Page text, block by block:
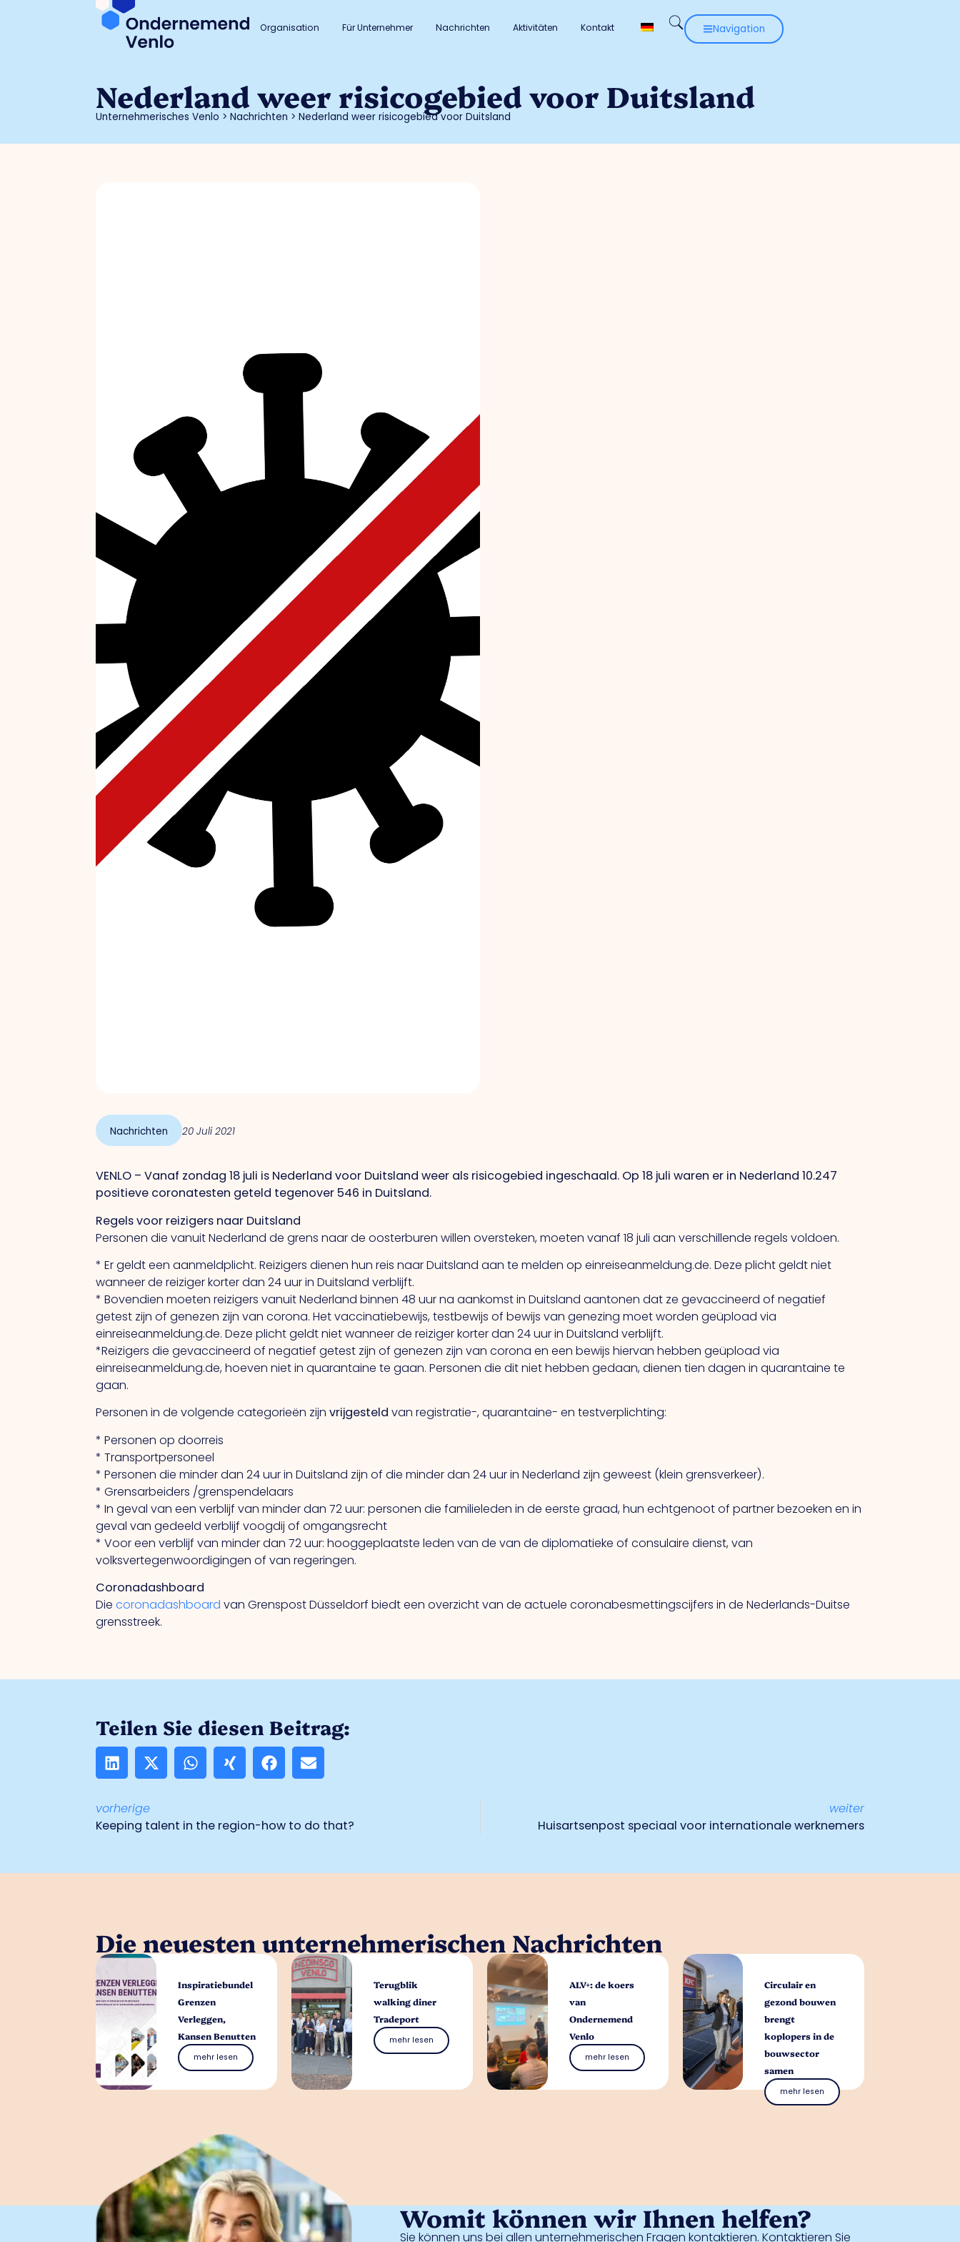
Organisation Für Unternehmer Nachrichten Aktivitäten Kontakt Navigation
Nederland weer risicogebied voor Duitsland
Unternehmerisches Venlo >Nachrichten >Nederland weer risicogebied voor Duitsland
Nachrichten 20 Juli 2021
VENLO – Vanaf zondag 18 juli is Nederland voor Duitsland weer als risicogebied ingeschaald. Op 18 juli waren er in Nederland 10.247
positieve coronatesten geteld tegenover 546 in Duitsland.
Regels voor reizigers naar Duitsland
Personen die vanuit Nederland de grens naar de oosterburen willen oversteken, moeten vanaf 18 juli aan verschillende regels voldoen.
* Er geldt een aanmeldplicht. Reizigers dienen hun reis naar Duitsland aan te melden op einreiseanmeldung.de. Deze plicht geldt niet
wanneer de reiziger korter dan 24 uur in Duitsland verblijft.
* Bovendien moeten reizigers vanuit Nederland binnen 48 uur na aankomst in Duitsland aantonen dat ze gevaccineerd of negatief
getest zijn of genezen zijn van corona. Het vaccinatiebewijs, testbewijs of bewijs van genezing moet worden geüpload via
einreiseanmeldung.de. Deze plicht geldt niet wanneer de reiziger korter dan 24 uur in Duitsland verblijft.
*Reizigers die gevaccineerd of negatief getest zijn of genezen zijn van corona en een bewijs hiervan hebben geüpload via
einreiseanmeldung.de, hoeven niet in quarantaine te gaan. Personen die dit niet hebben gedaan, dienen tien dagen in quarantaine te
gaan.
Personen in de volgende categorieën zijnvrijgesteld van registratie-, quarantaine- en testverplichting:
* Personen op doorreis
* Transportpersoneel
* Personen die minder dan 24 uur in Duitsland zijn of die minder dan 24 uur in Nederland zijn geweest (klein grensverkeer).
* Grensarbeiders /grenspendelaars
* In geval van een verblijf van minder dan 72 uur: personen die familieleden in de eerste graad, hun echtgenoot of partner bezoeken en in
geval van gedeeld verblijf voogdij of omgangsrecht
* Voor een verblijf van minder dan 72 uur: hooggeplaatste leden van de van de diplomatieke of consulaire dienst, van
volksvertegenwoordigingen of van regeringen.
Coronadashboard
Diecoronadashboard van Grenspost Düsseldorf biedt een overzicht van de actuele coronabesmettingscijfers in de Nederlands-Duitse
grensstreek.
Teilen Sie diesen Beitrag:
vorherige
Keeping talent in the region-how to do that?
weiter
Huisartsenpost speciaal voor internationale werknemers
Die neuesten unternehmerischen Nachrichten
Inspiratiebundel
Grenzen
Verleggen,
Kansen Benutten
mehr lesen
Terugblik
walking diner
Tradeport
mehr lesen
ALV+: de koers
van
Ondernemend
Venlo
mehr lesen
Circulair en
gezond bouwen
brengt
koplopers in de
bouwsector
samen
mehr lesen
Womit können wir Ihnen helfen?
Sie können uns bei allen unternehmerischen Fragen kontaktieren. Kontaktieren Sie